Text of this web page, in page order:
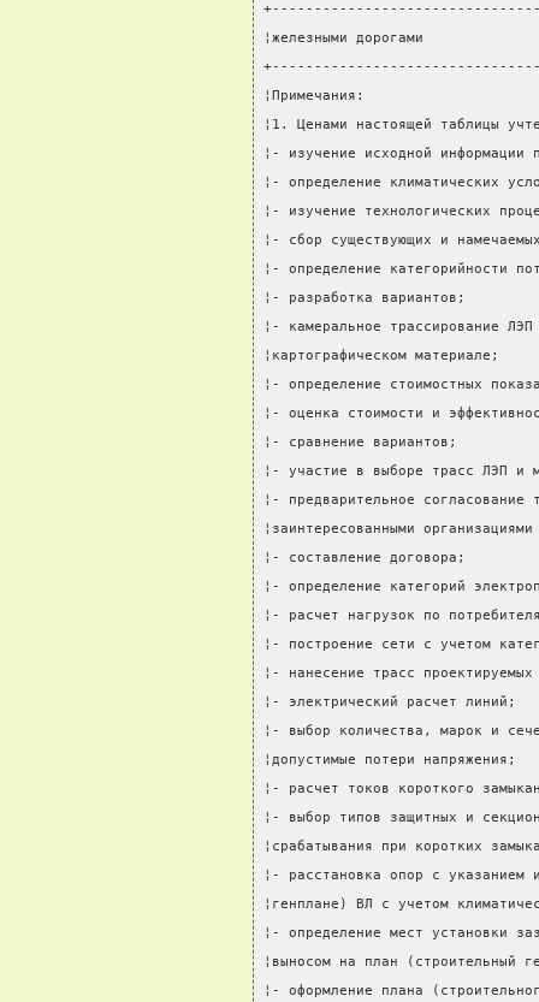
¦железными дорогами
¦Примечания:
¦1. Ценами настоящей
¦- изучение исходной
¦- определение
¦- изучение
¦- сбор существующих и
¦- определение
¦- разработка
¦- камеральное трассирование
¦картографическом
¦- определение стоимостных
¦- оценка стоимости и
¦- сравнение
¦- участие в выборе трасс ЛЭП и
¦- предварительное
¦заинтересованными
¦- составление
¦- определение категорий
¦- расчет нагрузок по
¦- построение сети с учетом
¦- нанесение трасс
¦- электрический расчет
¦- выбор количества, марок и
¦допустимые потери
¦- расчет токов
¦- выбор типов защитных и
¦срабатывания при
¦- расстановка опор с
¦генплане) ВЛ с учетом
¦- определение мест установки
¦выносом на план
¦- оформление плана